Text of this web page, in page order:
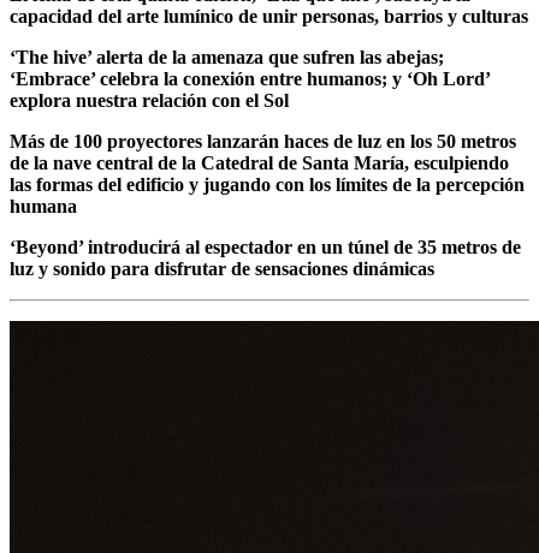
capacidad del arte lumínico de unir personas, barrios y culturas
‘The hive’ alerta de la amenaza que sufren las abejas;
‘Embrace’ celebra la conexión entre humanos; y ‘Oh Lord’
explora nuestra relación con el Sol
Más de 100 proyectores lanzarán haces de luz en los 50 metros
de la nave central de la Catedral de Santa María, esculpiendo
las formas del edificio y jugando con los límites de la percepción
humana
‘Beyond’ introducirá al espectador en un túnel de 35 metros de
luz y sonido para disfrutar de sensaciones dinámicas